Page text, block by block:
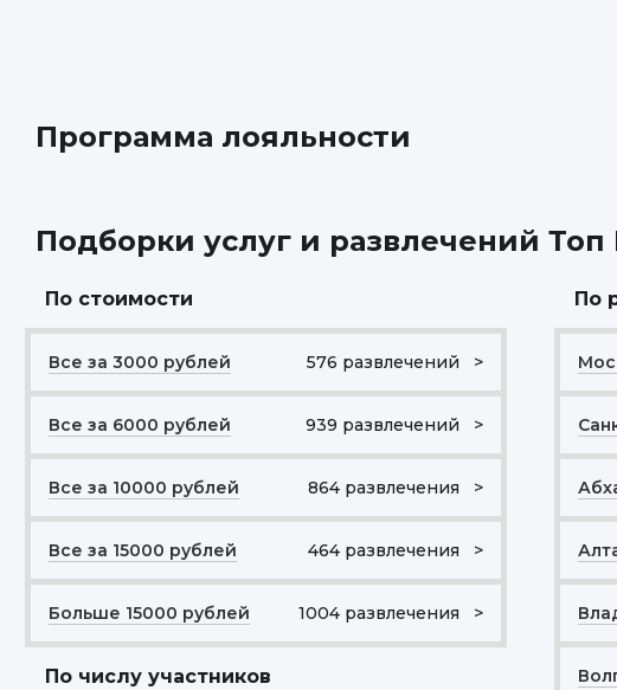
Программа лояльности
Подборки услуг и развлечений Топ
По стоимости
Все за 3000 рублей 576 развлечений >
Все за 6000 рублей 939 развлечений >
Все за 10000 рублей 864 развлечения >
Все за 15000 рублей 464 развлечения >
Больше 15000 рублей 1004 развлечения >
По числу участников
По